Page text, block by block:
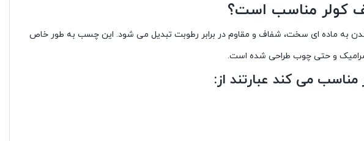
کولر مناسب است؟
ماده ای سخت، شفاف و مقاوم در برابر رطوبت تبدیل می شود. این چسب به طور خاص
سرامیک و حتی چوب طراحی شده است.
می کند عبارتند از: